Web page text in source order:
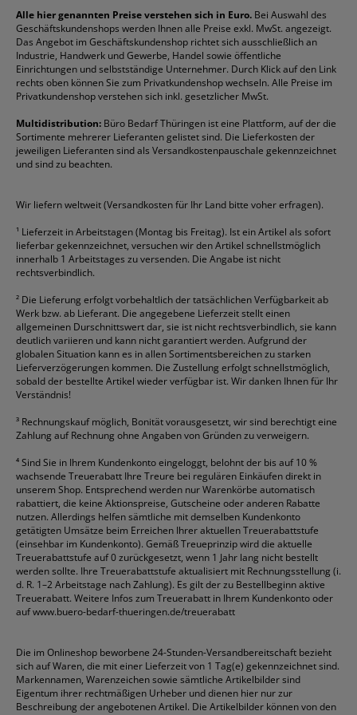
Reklamation / Retouren
Vertrag widerrufen (Privatkunden)
Rabatte & Aktionen
Briefumschläge
Druckerpatronen
Etiketten
Fineliner
Folienschreiber
Formulare
Gelschreiber
Geschäftsbücher
Klemmmappen
Kopierpapier
Korrekturmittel
Kugelschreiber
Mappen
Ordner
Packband
Permanentmarker
Taschenrechner
Textmarker
Tintenroller
Tintenpatronen
Toilettenpapier
Toner
Versandmaterial
Versandtaschen
Durable
DYMO
Edding
Esselte
Faber-Castell
Fellowes
Franken
Fripa
HP
Pentel
Pelikan
Pilot
Pritt
Schneider
Stabilo
Staedtler
alle Marken anzeigen
Alle hier genannten Preise verstehen sich in Euro. Bei Auswahl des
Geschäftskundenshops werden Ihnen alle Preise exkl. MwSt. angezeigt.
Das Angebot im Geschäftskundenshop richtet sich ausschließlich an
Industrie, Handwerk und Gewerbe, Handel sowie öffentliche
Einrichtungen und selbstständige Unternehmer. Durch Klick auf den Link
rechts oben können Sie zum Privatkundenshop wechseln. Alle Preise im
Privatkundenshop verstehen sich inkl. gesetzlicher MwSt.
Multidistribution: Büro Bedarf Thüringen ist eine Plattform, auf der die
Sortimente mehrerer Lieferanten gelistet sind. Die Lieferkosten der
jeweiligen Lieferanten sind als Versandkostenpauschale gekennzeichnet
und sind zu beachten.
Wir liefern weltweit (Versandkosten für Ihr Land bitte voher erfragen).
¹ Lieferzeit in Arbeitstagen (Montag bis Freitag). Ist ein Artikel als sofort
lieferbar gekennzeichnet, versuchen wir den Artikel schnellstmöglich
innerhalb 1 Arbeitstages zu versenden. Die Angabe ist nicht
rechtsverbindlich.
² Die Lieferung erfolgt vorbehaltlich der tatsächlichen Verfügbarkeit ab
Werk bzw. ab Lieferant. Die angegebene Lieferzeit stellt einen
allgemeinen Durschnittswert dar, sie ist nicht rechtsverbindlich, sie kann
deutlich variieren und kann nicht garantiert werden. Aufgrund der
globalen Situation kann es in allen Sortimentsbereichen zu starken
Lieferverzögerungen kommen. Die Zustellung erfolgt schnellstmöglich,
sobald der bestellte Artikel wieder verfügbar ist. Wir danken Ihnen für Ihr
Verständnis!
³ Rechnungskauf möglich, Bonität vorausgesetzt, wir sind berechtigt eine
Zahlung auf Rechnung ohne Angaben von Gründen zu verweigern.
⁴Sind Sie in Ihrem Kundenkonto eingeloggt, belohnt der bis auf 10 %
wachsende Treuerabatt Ihre Treure bei regulären Einkäufen direkt in
unserem Shop. Entsprechend werden nur Warenkörbe automatisch
rabattiert, die keine Aktionspreise, Gutscheine oder anderen Rabatte
nutzen. Allerdings helfen sämtliche mit demselben Kundenkonto
getätigten Umsätze beim Erreichen Ihrer aktuellen Treuerabattstufe
(einsehbar im Kundenkonto). Gemäß Treueprinzip wird die aktuelle
Treuerabattstufe auf 0 zurückgesetzt, wenn 1 Jahr lang nicht bestellt
werden sollte. Ihre Treuerabattstufe aktualisiert mit Rechnungsstellung (i.
d. R. 1–2 Arbeitstage nach Zahlung). Es gilt der zu Bestellbeginn aktive
Treuerabatt. Weitere Infos zum Treuerabatt in Ihrem Kundenkonto oder
aufwww.buero-bedarf-thueringen.de/treuerabatt
Die im Onlineshop beworbene 24-Stunden-Versandbereitschaft bezieht
sich auf Waren, die mit einer Lieferzeit von 1 Tag(e) gekennzeichnet sind.
Markennamen, Warenzeichen sowie sämtliche Artikelbilder sind
Eigentum ihrer rechtmäßigen Urheber und dienen hier nur zur
Beschreibung der angebotenen Artikel. Die Artikelbilder können von den